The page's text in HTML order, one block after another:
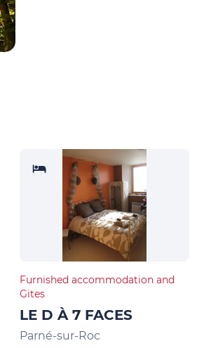
Furnished accommodation and
Gites
LE D À 7 FACES
Parné-sur-Roc